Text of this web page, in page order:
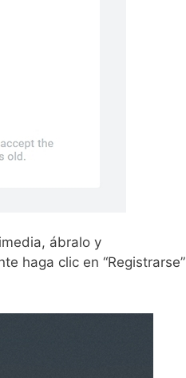
ábralo y
haga clic en “Registrarse”